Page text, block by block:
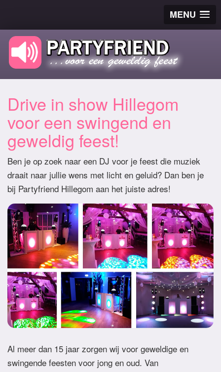
MENU
Drive in show Hillegom
voor een swingend en
geweldig feest!
Ben je op zoek naar een DJ voor je feest die muziek
draait naar jullie wens met licht en geluid? Dan ben je
bij Partyfriend Hillegom aan het juiste adres!
Al meer dan 15 jaar zorgen wij voor geweldige en
swingende feesten voor jong en oud. Van